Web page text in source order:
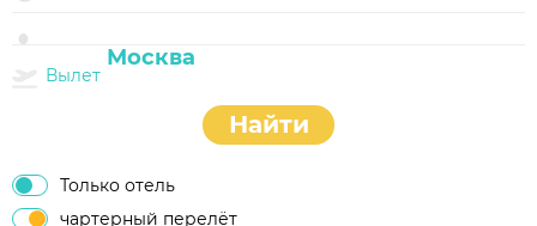
Вылет
Найти
Только отель
чартерный перелёт